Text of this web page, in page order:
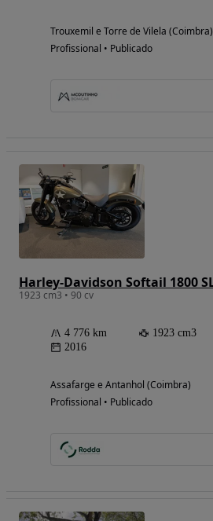
Trouxemil e Torre de Vilela (Coimbra)
Profissional • Publicado
1923 cm3 • 90 cv
4 776 km 1923 cm3
2016
Assafarge e Antanhol (Coimbra)
Profissional • Publicado